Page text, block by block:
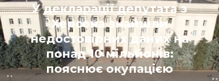
У декларації депутата з
Херсона знайшли
недостовірних даних на
понад 10 мільйонів:
пояснює окупацією